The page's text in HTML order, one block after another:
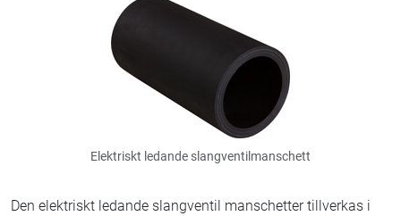
Elektriskt ledande slangventilmanschett
Den elektriskt ledande slangventil manschetter tillverkas i